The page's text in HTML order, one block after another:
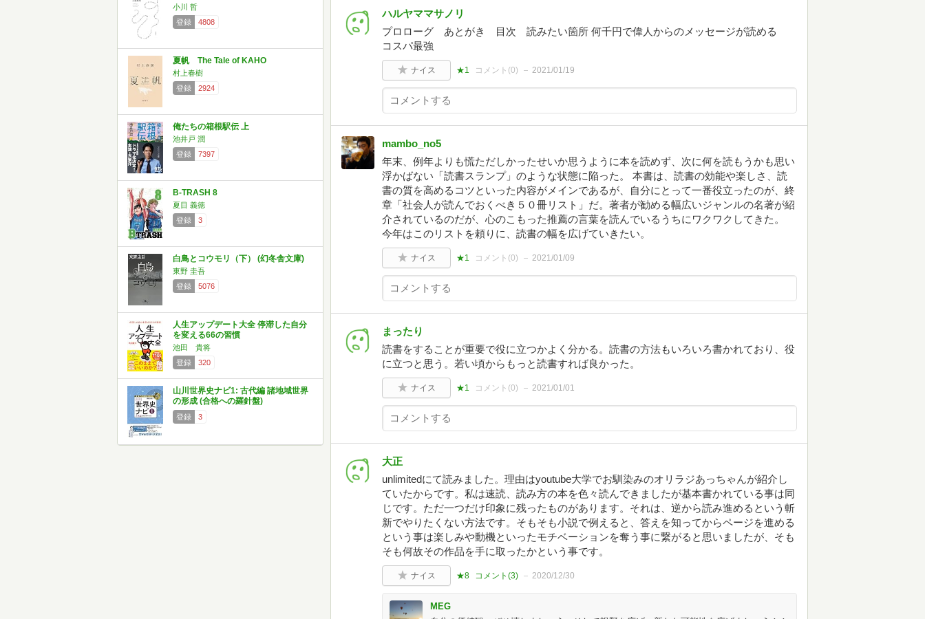
小川 哲
登録
4808
夏帆 The Tale of KAHO
村上春樹
登録
2924
俺たちの箱根駅伝 上
池井戸 潤
登録
7397
B-TRASH 8
夏目 義徳
登録
3
白鳥とコウモリ（下） (幻冬舎文庫)
東野 圭吾
登録
5076
人生アップデート大全 停滞した自分
を変える66の習慣
池田 貴将
登録
320
山川世界史ナビ1: 古代編 諸地域世界
の形成 (合格への羅針盤)
登録 3
ハルヤママサノリ
プロローグ あとがき 目次 読みたい箇所 何千円で偉人からのメッセージが読める
コスパ最強
ナイス ★1 コメント(0) 2021/01/19
mambo_no5
年末、例年よりも慌ただしかったせいか思うように本を読めず、次に何を読もうかも思い
浮かばない「読書スランプ」のような状態に陥った。 本書は、読書の効能や楽しさ、読
書の質を高めるコツといった内容がメインであるが、自分にとって一番役立ったのが、終
章「社会人が読んでおくべき５０冊リスト」だ。著者が勧める幅広いジャンルの名著が紹
介されているのだが、心のこもった推薦の言葉を読んでいるうちにワクワクしてきた。
今年はこのリストを頼りに、読書の幅を広げていきたい。
ナイス ★1 コメント(0) 2021/01/09
まったり
読書をすることが重要で役に立つかよく分かる。読書の方法もいろいろ書かれており、役
に立つと思う。若い頃からもっと読書すれば良かった。
ナイス ★1 コメント(0) 2021/01/01
大正
unlimitedにて読みました。理由はyoutube大学でお馴染みのオリラジあっちゃんが紹介し
ていたからです。私は速読、読み方の本を色々読んできましたが基本書かれている事は同
じです。ただ一つだけ印象に残ったものがあります。それは、逆から読み進めるという斬
新でやりたくない方法です。そもそも小説で例えると、答えを知ってからページを進める
という事は楽しみや動機といったモチベーションを奪う事に繋がると思いましたが、そも
そも何故その作品を手に取ったかという事です。
ナイス ★8 コメント(3) 2020/12/30
MEG